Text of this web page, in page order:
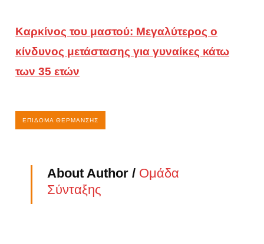
Καρκίνος του μαστού: Μεγαλύτερος ο
κίνδυνος μετάστασης για γυναίκες κάτω
των 35 ετών
ΕΠΊΔΟΜΑ ΘΈΡΜΑΝΣΗΣ
About Author / Ομάδα
Σύνταξης